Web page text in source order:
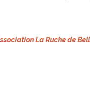
La Ruche de